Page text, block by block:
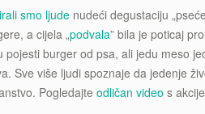
smo ljude nudeći degustaciju
a cijela „podvala” bila je poticaj
pojesti burger od psa, ali jedu meso
Sve više ljudi spoznaje da jedenje
Pogledajteodličan video s